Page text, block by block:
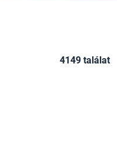
4149 találat